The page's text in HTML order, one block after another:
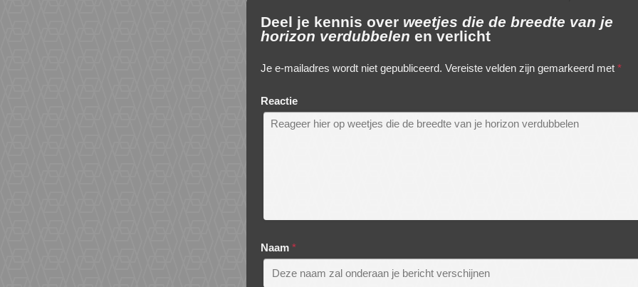
Deel je kennis over weetjes die de breedte van je
horizon verdubbelen en verlicht
Je e-mailadres wordt niet gepubliceerd. Vereiste velden zijn gemarkeerd met *
Reactie
Naam *